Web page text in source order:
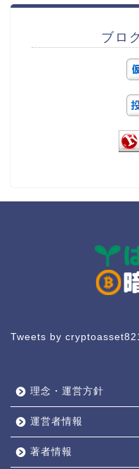
ブロ
Tweets by
理念・運営方針
運営者情報
著者情報